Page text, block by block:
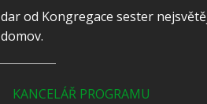
od Kongregace sester
KANCELÁŘ PROGRAMU